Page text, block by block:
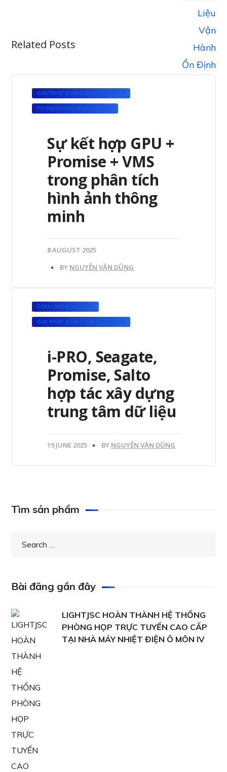
Related Posts
GIẢI PHÁP & ỨNG DỤNG THỰC TẾ
PROMISE KNOWLEDGE BASE
Sự kết hợp GPU +
Promise + VMS
trong phân tích
hình ảnh thông
minh
8 AUGUST 2025
BY NGUYỄN VĂN DŨNG
CÔNG NGHỆ NỔI BẬT
GIẢI PHÁP & ỨNG DỤNG THỰC TẾ
i-PRO, Seagate,
Promise, Salto
hợp tác xây dựng
trung tâm dữ liệu
19 JUNE 2025 BY NGUYỄN VĂN DŨNG
Tìm sản phẩm
Bài đăng gần đây
LIGHTJSC HOÀN THÀNH HỆ THỐNG
PHÒNG HỌP TRỰC TUYẾN CAO CẤP
TẠI NHÀ MÁY NHIỆT ĐIỆN Ô MÔN IV